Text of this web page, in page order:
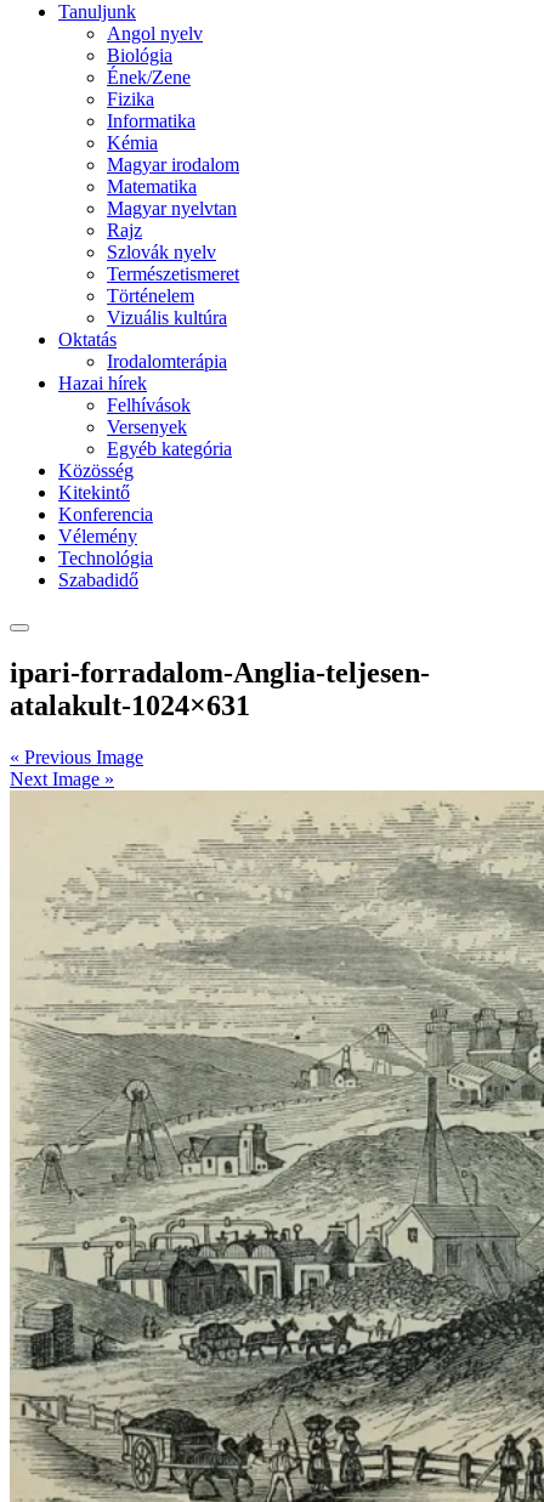
Tanuljunk
Angol nyelv
Biológia
Ének/Zene
Fizika
Informatika
Kémia
Magyar irodalom
Matematika
Magyar nyelvtan
Rajz
Szlovák nyelv
Természetismeret
Történelem
Vizuális kultúra
Oktatás
Irodalomterápia
Hazai hírek
Felhívások
Versenyek
Egyéb kategória
Közösség
Kitekintő
Konferencia
Vélemény
Technológia
Szabadidő
ipari-forradalom-Anglia-teljesen-
atalakult-1024×631
« Previous Image
Next Image »